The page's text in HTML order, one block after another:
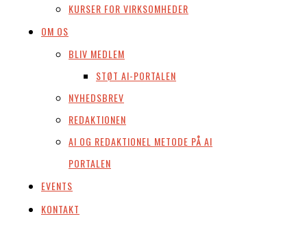
KURSER FOR VIRKSOMHEDER
OM OS
BLIV MEDLEM
STØT AI-PORTALEN
NYHEDSBREV
REDAKTIONEN
AI OG REDAKTIONEL METODE PÅ AI
PORTALEN
EVENTS
KONTAKT